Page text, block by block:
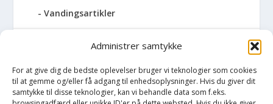
Administrer samtykke
For at give dig de bedste oplevelser bruger vi teknologier som cookies
til at gemme og/eller få adgang til enhedsoplysninger. Hvis du giver dit
samtykke til disse teknologier, kan vi behandle data som f.eks.
Vandingsartikler
Vandslanger
Vildthegn